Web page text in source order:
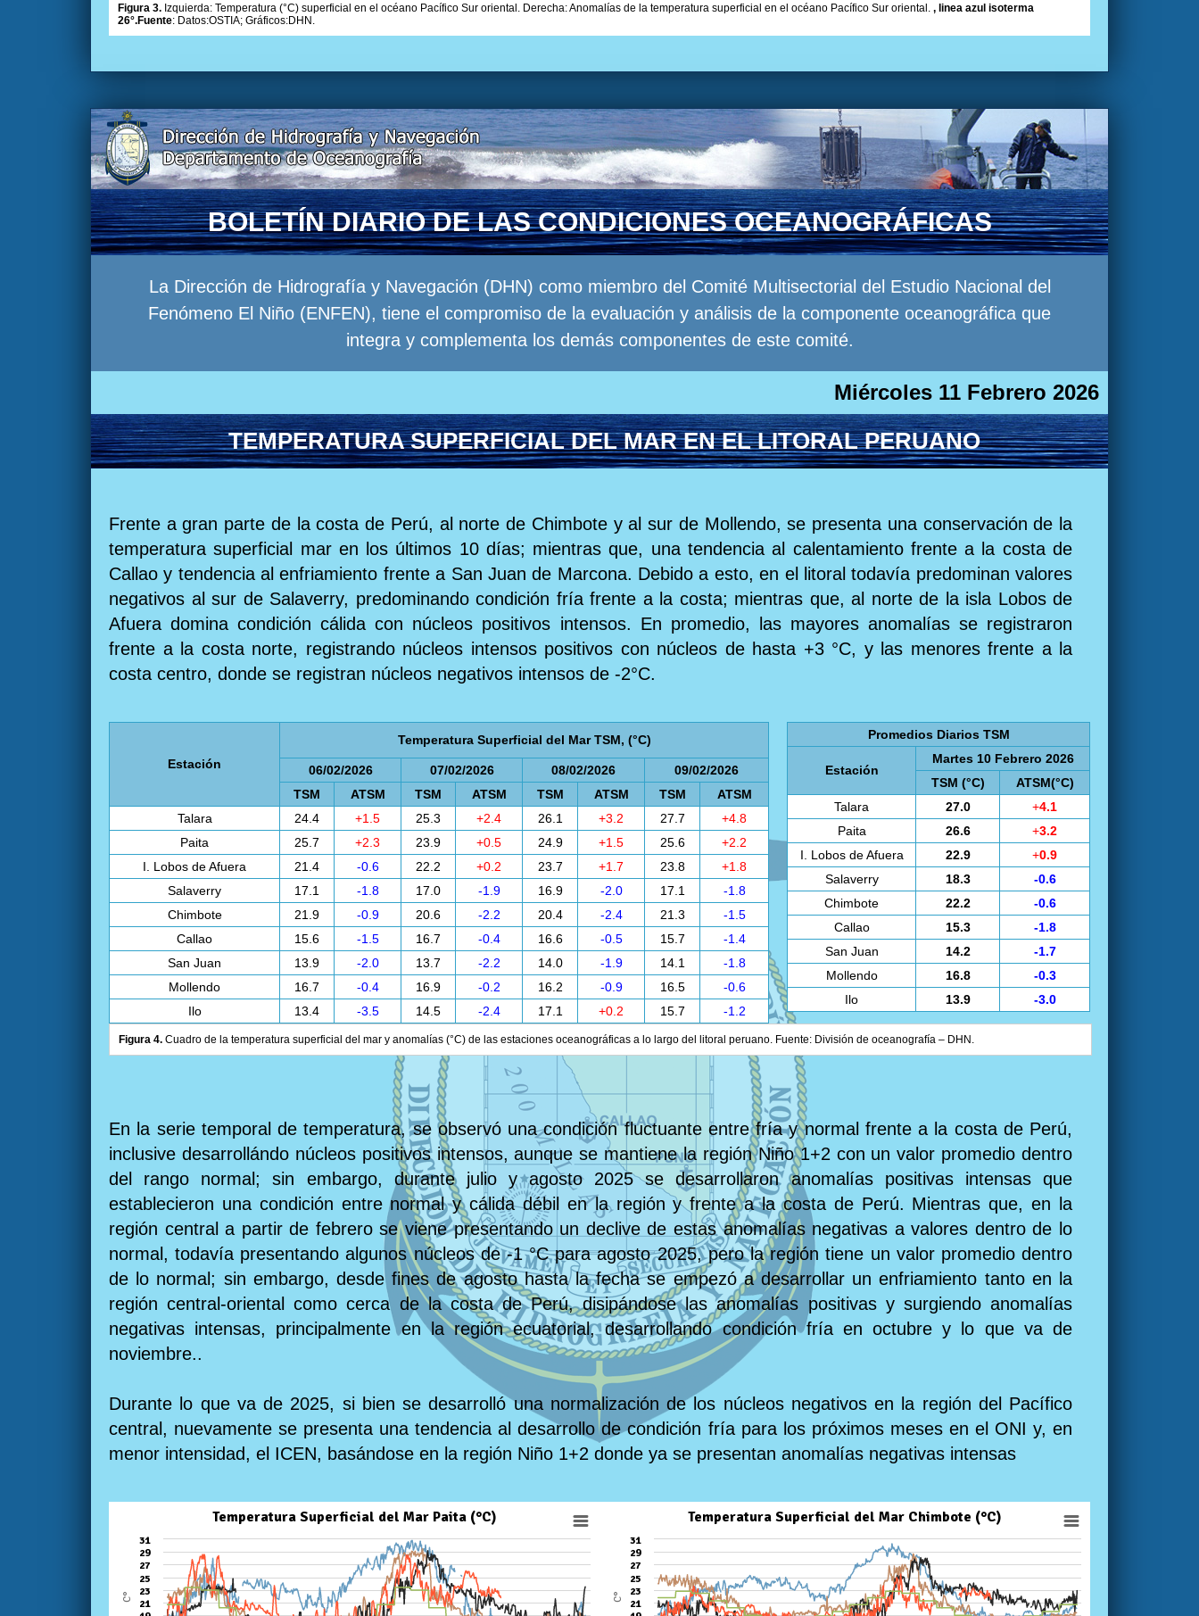
Figura 3. Izquierda: Temperatura (°C) superficial en el océano Pacífico Sur oriental. Derecha: Anomalías de la temperatura superficial en el océano Pacífico Sur oriental. , linea azul isoterma
26°.Fuente: Datos:OSTIA; Gráficos:DHN.
BOLETÍN DIARIO DE LAS CONDICIONES OCEANOGRÁFICAS
La Dirección de Hidrografía y Navegación (DHN) como miembro del Comité Multisectorial del Estudio Nacional del
Fenómeno El Niño (ENFEN), tiene el compromiso de la evaluación y análisis de la componente oceanográfica que
integra y complementa los demás componentes de este comité.
Miércoles 11 Febrero 2026
TEMPERATURA SUPERFICIAL DEL MAR EN EL LITORAL PERUANO
Frente a gran parte de la costa de Perú, al norte de Chimbote y al sur de Mollendo, se presenta una conservación de la
temperatura superficial mar en los últimos 10 días; mientras que, una tendencia al calentamiento frente a la costa de
Callao y tendencia al enfriamiento frente a San Juan de Marcona. Debido a esto, en el litoral todavía predominan valores
negativos al sur de Salaverry, predominando condición fría frente a la costa; mientras que, al norte de la isla Lobos de
Afuera domina condición cálida con núcleos positivos intensos. En promedio, las mayores anomalías se registraron
frente a la costa norte, registrando núcleos intensos positivos con núcleos de hasta +3 °C, y las menores frente a la
costa centro, donde se registran núcleos negativos intensos de -2°C.
Estación
Temperatura Superficial del Mar TSM, (°C)
06/02/2026 07/02/2026 08/02/2026
09/02/2026
TSM
ATSM TSM ATSM TSM ATSM TSM
ATSM
Talara
24.4 +1.5 25.3 +2.4 26.1 +3.2 27.7
+4.8
Paita
25.7 +2.3 23.9 +0.5 24.9 +1.5 25.6
+2.2
I. Lobos de Afuera
21.4 -0.6 22.2 +0.2 23.7 +1.7 23.8
+1.8
Salaverry
17.1 -1.8 17.0 -1.9 16.9 -2.0 17.1
-1.8
Chimbote
21.9 -0.9 20.6 -2.2 20.4 -2.4 21.3
-1.5
Callao
15.6 -1.5 16.7 -0.4 16.6 -0.5 15.7
-1.4
San Juan
13.9 -2.0 13.7 -2.2 14.0 -1.9 14.1
-1.8
Mollendo
16.7 -0.4 16.9 -0.2 16.2 -0.9 16.5
-0.6
Ilo
13.4 -3.5 14.5 -2.4 17.1 +0.2 15.7 -1.2
Promedios Diarios TSM
Estación
Martes 10 Febrero 2026
TSM (°C)
ATSM(°C)
Talara
27.0 +4.1
Paita
26.6 +3.2
I. Lobos de Afuera
22.9 +0.9
Salaverry
18.3
-0.6
Chimbote
22.2
-0.6
Callao
15.3
-1.8
San Juan
14.2
-1.7
Mollendo
16.8
-0.3
Ilo
13.9 -3.0
Figura 4. Cuadro de la temperatura superficial del mar y anomalías (°C) de las estaciones oceanográficas a lo largo del litoral peruano. Fuente: División de oceanografía – DHN.
En la serie temporal de temperatura, se observó una condición fluctuante entre fría y normal frente a la costa de Perú,
inclusive desarrollándo núcleos positivos intensos, aunque se mantiene la región Niño 1+2 con un valor promedio dentro
del rango normal; sin embargo, durante julio y agosto 2025 se desarrollaron anomalías positivas intensas que
establecieron una condición entre normal y cálida débil en la región y frente a la costa de Perú. Mientras que, en la
región central a partir de febrero se viene presentando un declive de estas anomalías negativas a valores dentro de lo
normal, todavía presentando algunos núcleos de -1 °C para agosto 2025, pero la región tiene un valor promedio dentro
de lo normal; sin embargo, desde fines de agosto hasta la fecha se empezó a desarrollar un enfriamiento tanto en la
región central-oriental como cerca de la costa de Perú, disipándose las anomalías positivas y surgiendo anomalías
negativas intensas, principalmente en la región ecuatorial, desarrollando condición fría en octubre y lo que va de
noviembre..
Durante lo que va de 2025, si bien se desarrolló una normalización de los núcleos negativos en la región del Pacífico
central, nuevamente se presenta una tendencia al desarrollo de condición fría para los próximos meses en el ONI y, en
menor intensidad, el ICEN, basándose en la región Niño 1+2 donde ya se presentan anomalías negativas intensas